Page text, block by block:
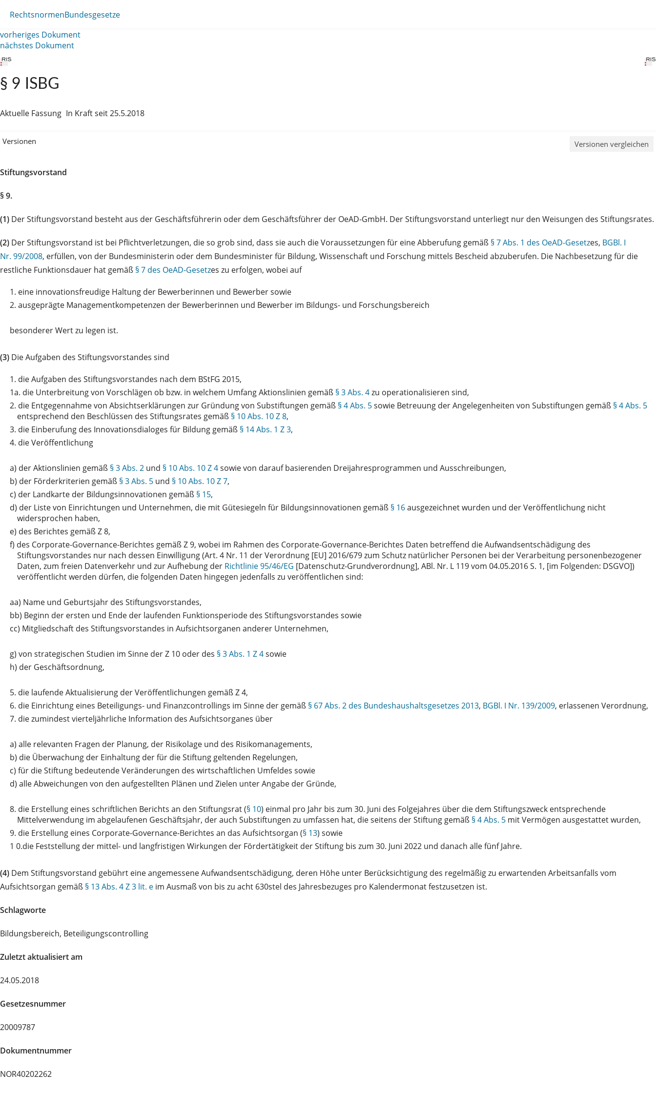
RechtsnormenBundesgesetze
vorheriges Dokument
nächstes Dokument
§ 9 ISBG
Aktuelle Fassung In Kraft seit 25.5.2018
Versionen Versionen vergleichen
Stiftungsvorstand
§ 9.
(1) Der Stiftungsvorstand besteht aus der Geschäftsführerin oder dem Geschäftsführer der OeAD-GmbH. Der Stiftungsvorstand unterliegt nur den Weisungen des Stiftungsrates.
(2) Der Stiftungsvorstand ist bei Pflichtverletzungen, die so grob sind, dass sie auch die Voraussetzungen für eine Abberufung gemäß § 7 Abs. 1 des OeAD-Gesetzes, BGBl. I
Nr. 99/2008, erfüllen, von der Bundesministerin oder dem Bundesminister für Bildung, Wissenschaft und Forschung mittels Bescheid abzuberufen. Die Nachbesetzung für die
restliche Funktionsdauer hat gemäß § 7 des OeAD-Gesetzes zu erfolgen, wobei auf
1. eine innovationsfreudige Haltung der Bewerberinnen und Bewerber sowie
2. ausgeprägte Managementkompetenzen der Bewerberinnen und Bewerber im Bildungs- und Forschungsbereich
besondererWert zu legen ist.
(3) Die Aufgaben des Stiftungsvorstandes sind
1. die Aufgaben des Stiftungsvorstandes nach dem BStFG 2015,
1a. die Unterbreitung von Vorschlägen ob bzw. in welchem Umfang Aktionslinien gemäß § 3 Abs. 4zu operationalisieren sind,
2. die Entgegennahme von Absichtserklärungen zur Gründung von Substiftungen gemäß § 4 Abs. 5sowie Betreuung der Angelegenheiten von Substiftungen gemäß § 4 Abs. 5
entsprechend den Beschlüssen des Stiftungsrates gemäß § 10 Abs. 10 Z 8,
3. die Einberufung des Innovationsdialoges für Bildung gemäß § 14 Abs. 1 Z 3,
4. die Veröffentlichung
a) der Aktionslinien gemäß § 3 Abs. 2 und § 10 Abs. 10 Z 4sowie von darauf basierenden Dreijahresprogrammen und Ausschreibungen,
b) der Förderkriterien gemäß § 3 Abs. 5 und § 10 Abs. 10 Z 7,
c) der Landkarte der Bildungsinnovationen gemäß § 15,
d) der Liste von Einrichtungen und Unternehmen, die mit Gütesiegeln für Bildungsinnovationen gemäß § 16ausgezeichnet wurden und der Veröffentlichung nicht
widersprochen haben,
e) des Berichtes gemäß Z 8,
f) des Corporate-Governance-Berichtes gemäß Z 9, wobei im Rahmen des Corporate-Governance-Berichtes Daten betreffend die Aufwandsentschädigung des
Stiftungsvorstandes nur nach dessen Einwilligung (Art. 4 Nr. 11 der Verordnung [EU] 2016/679 zum Schutz natürlicher Personen bei der Verarbeitung personenbezogener
Daten, zum freien Datenverkehr und zur Aufhebung der Richtlinie 95/46/EG [Datenschutz-Grundverordnung], ABl. Nr. L 119 vom 04.05.2016 S. 1, [im Folgenden: DSGVO])
veröffentlicht werden dürfen, die folgenden Daten hingegen jedenfalls zu veröffentlichen sind:
aa) Name und Geburtsjahr des Stiftungsvorstandes,
bb) Beginn der ersten und Ende der laufenden Funktionsperiode des Stiftungsvorstandes sowie
cc) Mitgliedschaft des Stiftungsvorstandes in Aufsichtsorganen anderer Unternehmen,
g) von strategischen Studien im Sinne der Z 10 oder des § 3 Abs. 1 Z 4sowie
h) der Geschäftsordnung,
5. die laufende Aktualisierung der Veröffentlichungen gemäß Z 4,
6. die Einrichtung eines Beteiligungs- und Finanzcontrollings im Sinne der gemäß § 67 Abs. 2 des Bundeshaushaltsgesetzes 2013, BGBl. I Nr. 139/2009, erlassenen Verordnung,
7. die zumindest vierteljährliche Information des Aufsichtsorganes über
a) alle relevanten Fragen der Planung, der Risikolage und des Risikomanagements,
b) die Überwachung der Einhaltung der für die Stiftung geltenden Regelungen,
c) für die Stiftung bedeutende Veränderungen des wirtschaftlichen Umfeldes sowie
d) alle Abweichungen von den aufgestellten Plänen und Zielen unter Angabe der Gründe,
8. die Erstellung eines schriftlichen Berichts an den Stiftungsrat (§ 10) einmal pro Jahr bis zum 30. Juni des Folgejahres über die dem Stiftungszweck entsprechende
Mittelverwendung im abgelaufenen Geschäftsjahr, der auch Substiftungen zu umfassen hat, die seitens der Stiftung gemäß § 4 Abs. 5 mit Vermögen ausgestattet wurden,
9. die Erstellung eines Corporate-Governance-Berichtes an das Aufsichtsorgan (§ 13) sowie
1 0.die Feststellung der mittel- und langfristigen Wirkungen der Fördertätigkeit der Stiftung bis zum 30. Juni 2022 und danach alle fünf Jahre.
(4) Dem Stiftungsvorstand gebührt eine angemessene Aufwandsentschädigung, deren Höhe unter Berücksichtigung des regelmäßig zu erwartenden Arbeitsanfalls vom
Aufsichtsorgan gemäß § 13 Abs. 4 Z 3 lit. e im Ausmaß von bis zu acht 630stel des Jahresbezuges pro Kalendermonat festzusetzen ist.
Schlagworte
Bildungsbereich, Beteiligungscontrolling
Zuletzt aktualisiert am
24.05.2018
Gesetzesnummer
20009787
Dokumentnummer
NOR40202262